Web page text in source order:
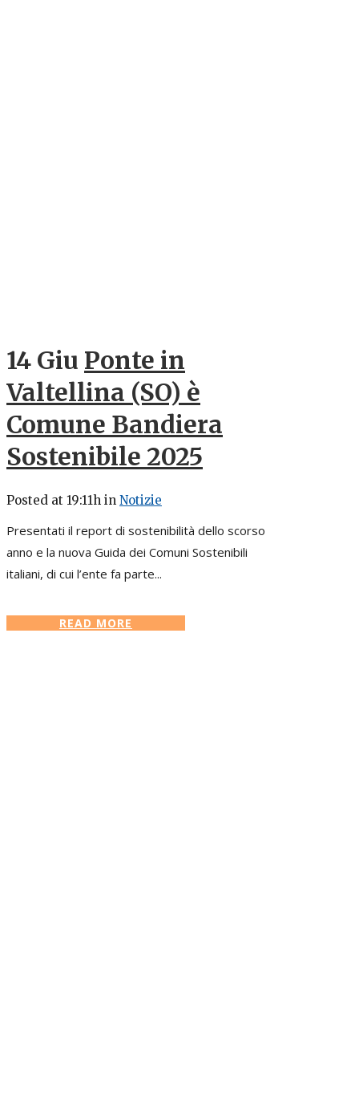
14 Giu Ponte in
Valtellina (SO) è
Comune Bandiera
Sostenibile 2025
Posted at 19:11h in Notizie
Presentati il report di sostenibilità dello scorso
anno e la nuova Guida dei Comuni Sostenibili
italiani, di cui l’ente fa parte...
READ MORE